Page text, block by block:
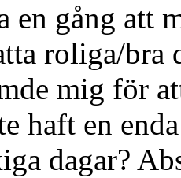
en gång att
roliga/bra
mig för
haft en
dagar?